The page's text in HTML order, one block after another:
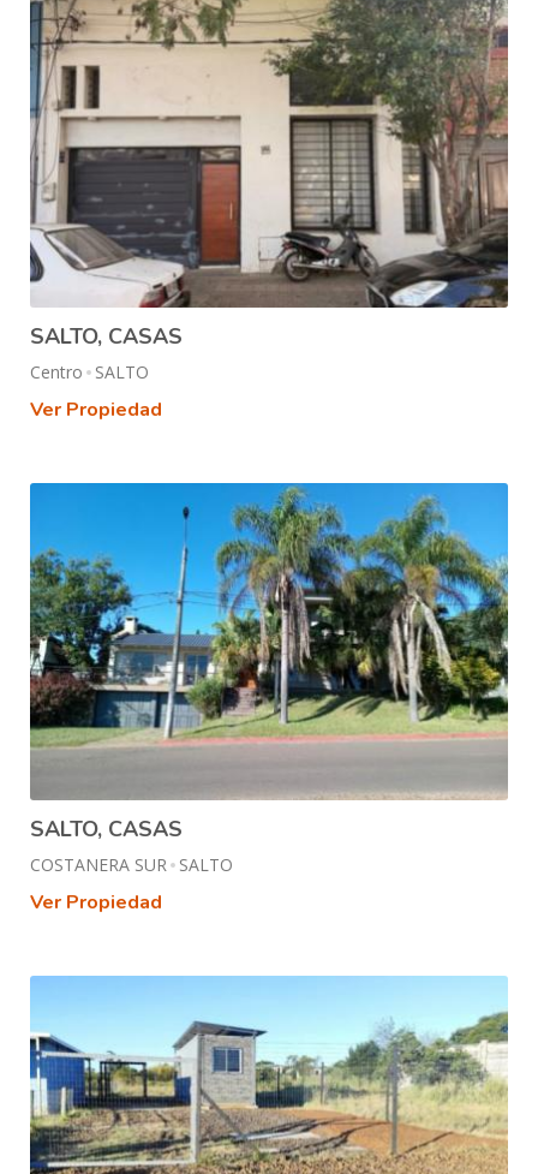
SALTO, CASAS
Centro SALTO
Ver Propiedad
SALTO, CASAS
COSTANERA SUR SALTO
Ver Propiedad